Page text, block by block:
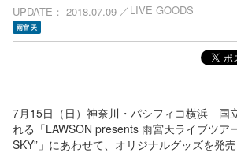
UPDATE 2018.07.09 LIVE GOODS
雨宮 天
7月15日（日）神奈川・パシフィコ横浜 国
れる「LAWSON presents 雨宮天ライブツア
SKY”」にあわせて、オリジナルグッズを発売